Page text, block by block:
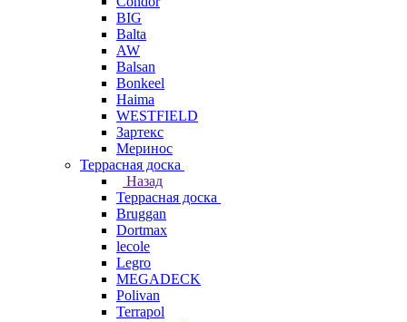
BIG
Balta
AW
Balsan
Bonkeel
Haima
WESTFIELD
Зартекс
Меринос
Террасная доска
Назад
Террасная доска
Bruggan
Dortmax
lecole
Legro
MEGADECK
Polivan
Terrapol